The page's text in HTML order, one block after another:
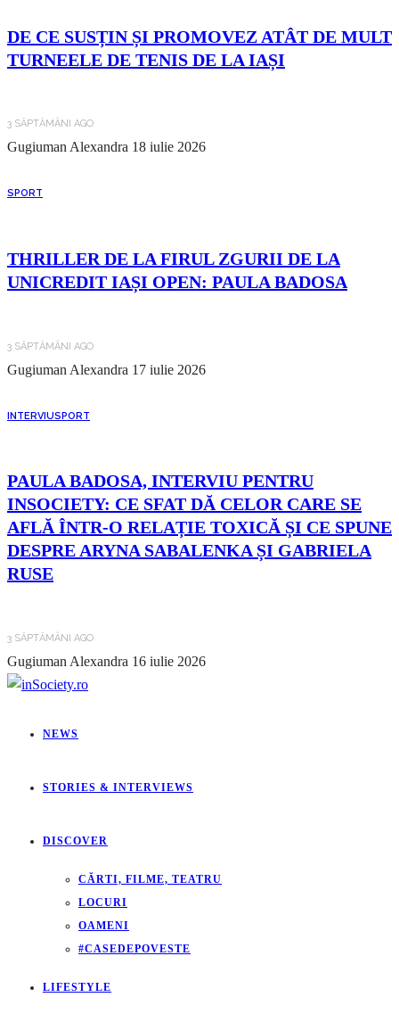
DE CE SUSȚIN ȘI PROMOVEZ ATÂT DE MULT
TURNEELE DE TENIS DE LA IAȘI
3 SĂPTĂMÂNI AGO
Gugiuman Alexandra 18 iulie 2026
SPORT
THRILLER DE LA FIRUL ZGURII DE LA
UNICREDIT IAȘI OPEN: PAULA BADOSA
3 SĂPTĂMÂNI AGO
Gugiuman Alexandra 17 iulie 2026
INTERVIUSPORT
PAULA BADOSA, INTERVIU PENTRU
INSOCIETY: CE SFAT DĂ CELOR CARE SE
AFLĂ ÎNTR-O RELAȚIE TOXICĂ ȘI CE SPUNE
DESPRE ARYNA SABALENKA ȘI GABRIELA
RUSE
3 SĂPTĂMÂNI AGO
Gugiuman Alexandra 16 iulie 2026
NEWS
STORIES & INTERVIEWS
DISCOVER
CĂRTI, FILME, TEATRU
LOCURI
OAMENI
#CASEDEPOVESTE
LIFESTYLE